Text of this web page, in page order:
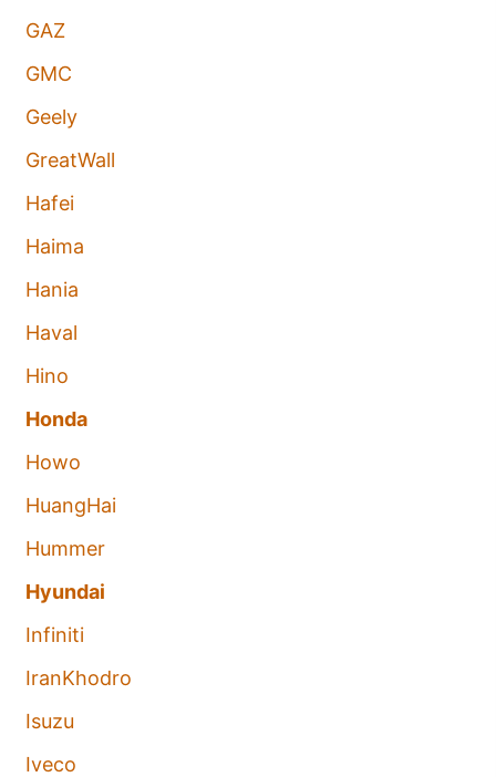
GAZ
GMC
Geely
GreatWall
Hafei
Haima
Hania
Haval
Hino
Honda
Howo
HuangHai
Hummer
Hyundai
Infiniti
IranKhodro
Isuzu
Iveco